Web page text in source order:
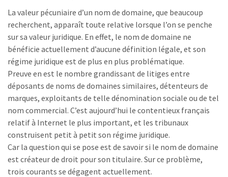
La valeur pécuniaire d’un nom de domaine, que beaucoup
recherchent, apparaît toute relative lorsque l’on se penche
sur sa valeur juridique. En effet, le nom de domaine ne
bénéficie actuellement d’aucune définition légale, et son
régime juridique est de plus en plus problématique.
Preuve en est le nombre grandissant de litiges entre
déposants de noms de domaines similaires, détenteurs de
marques, exploitants de telle dénomination sociale ou de tel
nom commercial. C’est aujourd’hui le contentieux français
relatif à Internet le plus important, et les tribunaux
construisent petit à petit son régime juridique.
Car la question qui se pose est de savoir si le nom de domaine
est créateur de droit pour son titulaire. Sur ce problème,
trois courants se dégagent actuellement.